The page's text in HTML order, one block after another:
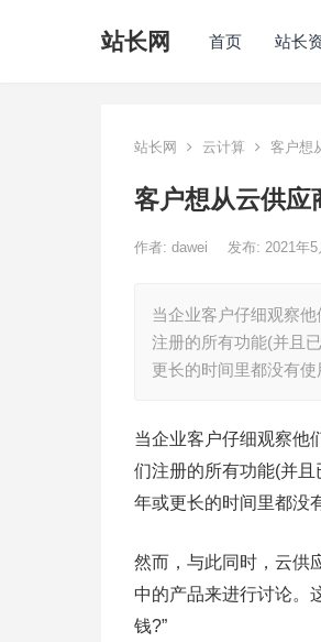
站长网 首页 站长
站长网 云计算 客户想
客户想从云供应
作者: dawei 发布: 2021年5
当企业客户仔细观察
注册的所有功能(并且
更长的时间里都没有
当企业客户仔细观察他
们注册的所有功能(并
年或更长的时间里都没
然而，与此同时，云供
中的产品来进行讨论。
钱?”